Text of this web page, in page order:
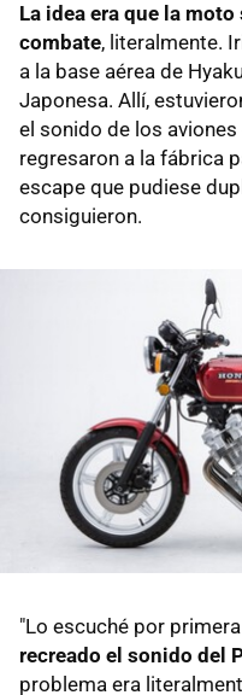
La idea era que la
combate, literalmente.
a la base aérea de
Japonesa. Allí,
el sonido de los
regresaron a la fábrica
escape que pudiese
consiguieron.
"Lo escuché por
recreado el sonido del
problema era